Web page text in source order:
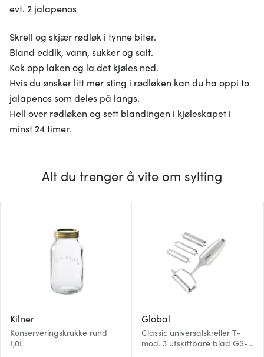
tjenestene deres.
evt. 2 jalapenos
Skrell og skjær rødløk i tynne biter.
Bland eddik, vann, sukker og salt.
Kok opp laken og la det kjøles ned.
Hvis du ønsker litt mer sting i rødløken kan du ha oppi to
jalapenos som deles på langs.
Hell over rødløken og sett blandingen i kjøleskapet i
minst 24 timer.
Alt du trenger å vite om sylting
Kilner
Konserveringskrukke rund
1,0L
Global
Classic universalskreller T-
mod. 3 utskiftbare blad GS-